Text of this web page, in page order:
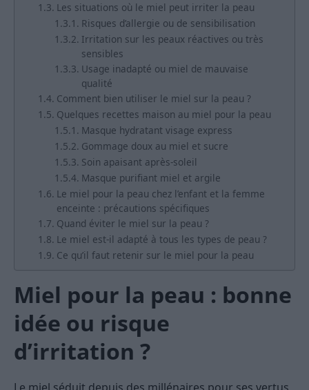
Les situations où le miel peut irriter la peau
Risques d’allergie ou de sensibilisation
Irritation sur les peaux réactives ou très
sensibles
Usage inadapté ou miel de mauvaise
qualité
Comment bien utiliser le miel sur la peau ?
Quelques recettes maison au miel pour la peau
Masque hydratant visage express
Gommage doux au miel et sucre
Soin apaisant après-soleil
Masque purifiant miel et argile
Le miel pour la peau chez l’enfant et la femme
enceinte : précautions spécifiques
Quand éviter le miel sur la peau ?
Le miel est-il adapté à tous les types de peau ?
Ce qu’il faut retenir sur le miel pour la peau
Miel pour la peau : bonne
idée ou risque
d’irritation ?